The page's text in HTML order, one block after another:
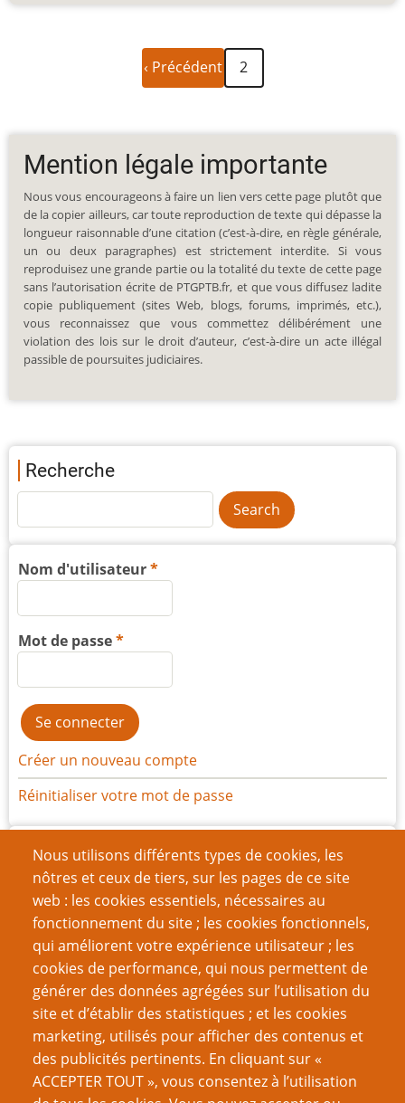
Page
précédente
‹ Précédent 2
Nous utilisons différents types de cookies, les
nôtres et ceux de tiers, sur les pages de ce site
web : les cookies essentiels, nécessaires au
fonctionnement du site ; les cookies fonctionnels,
qui améliorent votre expérience utilisateur ; les
cookies de performance, qui nous permettent de
générer des données agrégées sur l’utilisation du
site et d’établir des statistiques ; et les cookies
marketing, utilisés pour afficher des contenus et
des publicités pertinents. En cliquant sur «
ACCEPTER TOUT », vous consentez à l’utilisation
Mention légale importante
Nous vous encourageons à faire un lien vers cette page plutôt que
de la copier ailleurs, car toute reproduction de texte qui dépasse la
longueur raisonnable d’une citation (c’est-à-dire, en règle générale,
un ou deux paragraphes) est strictement interdite. Si vous
reproduisez une grande partie ou la totalité du texte de cette page
sans l’autorisation écrite de PTGPTB.fr, et que vous diffusez ladite
copie publiquement (sites Web, blogs, forums, imprimés, etc.),
vous reconnaissez que vous commettez délibérément une
violation des lois sur le droit d’auteur, c’est-à-dire un acte illégal
passible de poursuites judiciaires.
Recherche
Nom d'utilisateur
Mot de passe
Créer un nouveau compte
Réinitialiser votre mot de passe
Archives
juin 2024 (8)
mars 2024(7)
décembre 2023(14)
septembre 2023(8)
juin 2023
(13)
mai 2023(1)
mars 2023(10)